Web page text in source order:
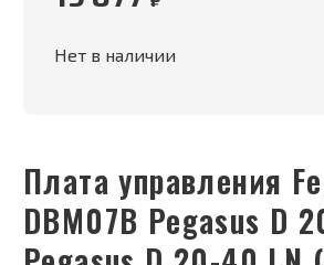
Плата управления Ferroli
DBM07B Pegasus D
Нет в наличии